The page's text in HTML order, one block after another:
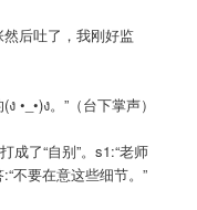
后吐了，我刚好监
•_•)ง。”（台下掌声）
成了“自别”。s1:“老师
不要在意这些细节。”